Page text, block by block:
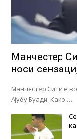
Манчестер
носи
Манчестер Сити е
Ајубу Буади. Како …